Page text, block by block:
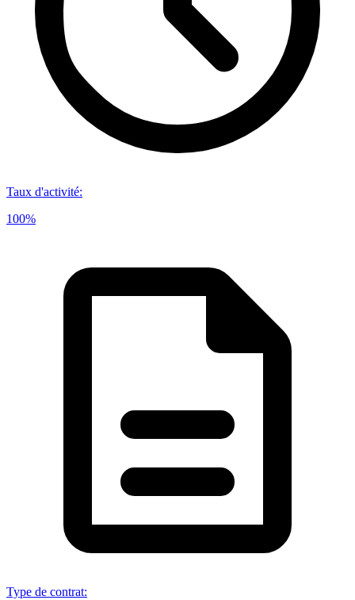
Taux d'activité:
100%
Type de contrat: